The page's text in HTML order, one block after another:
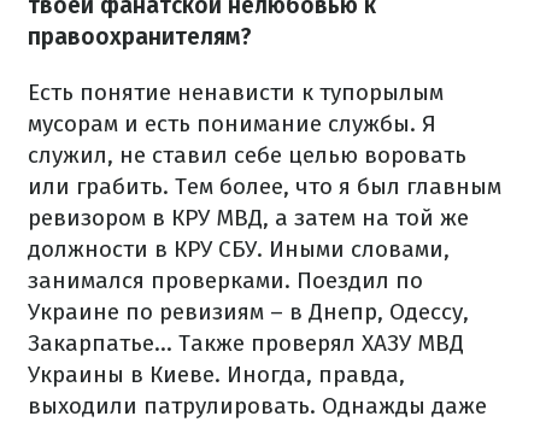
правоохранителям?
Есть понятие ненависти к тупорылым
мусорам и есть понимание службы. Я
служил, не ставил себе целью воровать
или грабить. Тем более, что я был главным
ревизором в КРУ МВД, а затем на той же
должности в КРУ СБУ. Иными словами,
занимался проверками. Поездил по
Украине по ревизиям – в Днепр, Одессу,
Закарпатье... Также проверял ХАЗУ МВД
Украины в Киеве. Иногда, правда,
выходили патрулировать. Однажды даже